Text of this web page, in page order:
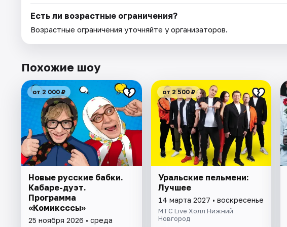
Есть ли возрастные ограничения?
Возрастные ограничения уточняйте у организаторов.
Похожие шоу
от 2 000 ₽
Новые русские бабки.
Кабаре-дуэт.
Программа
«Комиксссы»
25 ноября 2026 • среда
от 2 500 ₽
Уральские пельмени:
Лучшее
14 марта 2027 • воскресенье
МТС Live Холл Нижний
Новгород